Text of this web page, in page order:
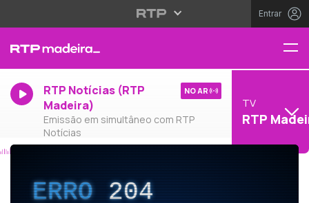
Entrar
RTP Notícias (RTP
Madeira)
Emissão em simultâneo com RTP
Notícias
NO AR
TV
RTP
ERRO204